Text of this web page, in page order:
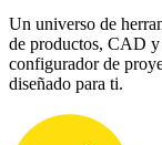
Un universo de
de productos, CAD
configurador de
diseñado para ti.